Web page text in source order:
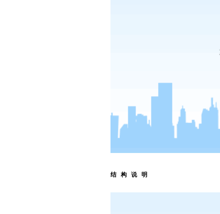
结 构 说 明